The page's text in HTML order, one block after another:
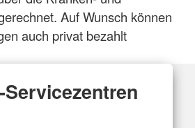
Auf Wunsch können
auch privat bezahlt
Servicezentren